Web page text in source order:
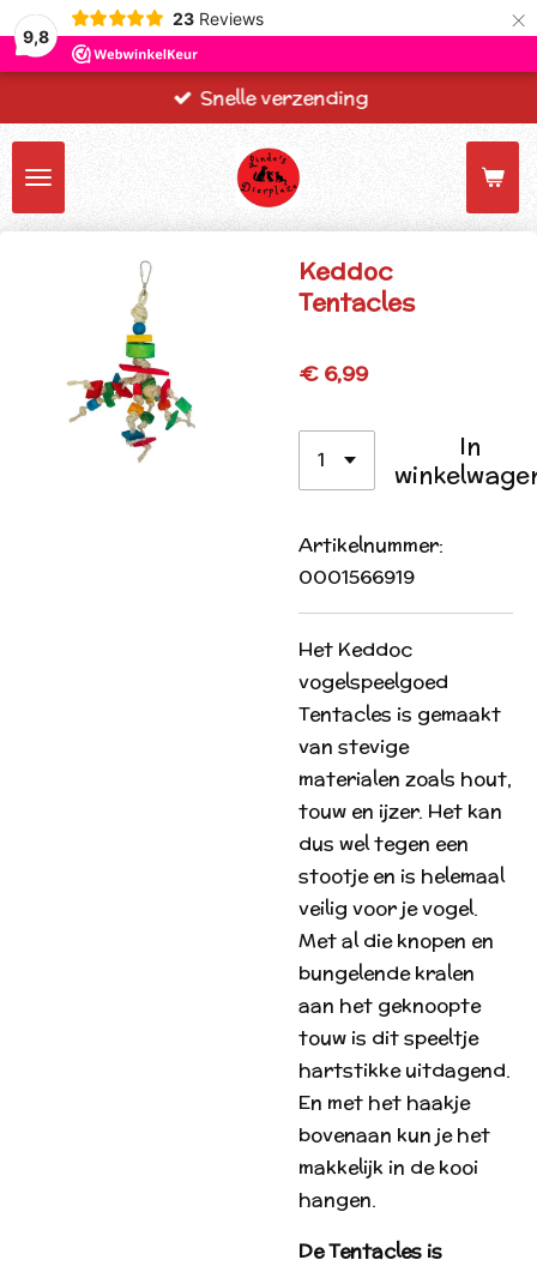
9,8
23 Reviews ×
Snelle verzending
Keddoc
Tentacles
€ 6,99
In
Artikelnummer:
0001566919
Het Keddoc
vogelspeelgoed
Tentacles is gemaakt
van stevige
materialen zoals hout,
touw en ijzer. Het kan
dus wel tegen een
stootje en is helemaal
veilig voor je vogel.
Met al die knopen en
bungelende kralen
aan het geknoopte
touw is dit speeltje
hartstikke uitdagend.
En met het haakje
bovenaan kun je het
makkelijk in de kooi
hangen.
De Tentacles is